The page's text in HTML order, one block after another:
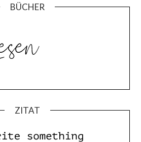
BÜCHER
ZITAT